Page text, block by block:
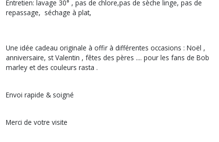
Entretien: lavage 30° , pas de chlore,pas de sèche linge, pas de
repassage, séchage à plat,
Une idée cadeau originale à offir à différentes occasions : Noël ,
anniversaire, st Valentin , fêtes des pères .... pour les fans de Bob
marley et des couleurs rasta .
Envoi rapide & soigné
Merci de votre visite